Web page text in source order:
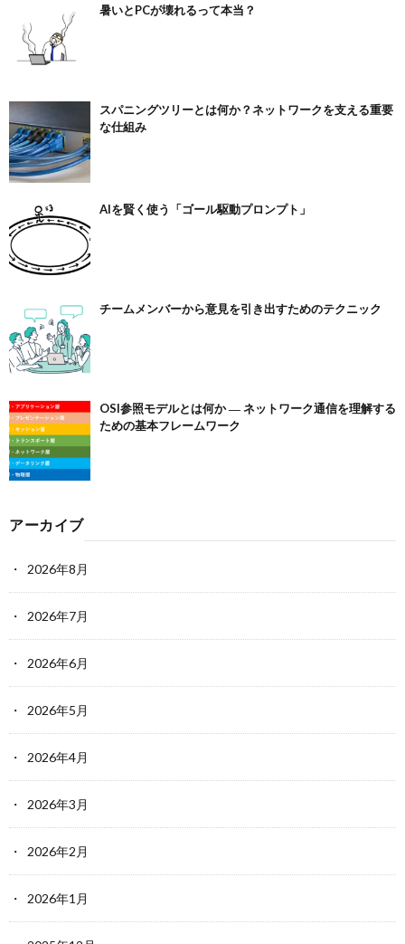
暑いとPCが壊れるって本当？
スパニングツリーとは何か？ネットワークを支える重要
な仕組み
AIを賢く使う「ゴール駆動プロンプト」
チームメンバーから意見を引き出すためのテクニック
OSI参照モデルとは何か ― ネットワーク通信を理解する
ための基本フレームワーク
アーカイブ
2026年8月
2026年7月
2026年6月
2026年5月
2026年4月
2026年3月
2026年2月
2026年1月